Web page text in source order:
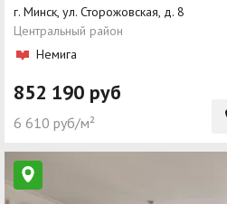
г. Минск, ул. Сторожовская, д. 8
Центральный район
Немига
852 190 руб
6 610 руб/м²